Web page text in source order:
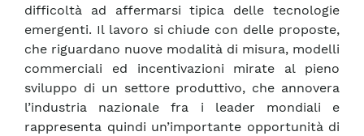
difficoltà ad affermarsi tipica delle tecnologie
emergenti. Il lavoro si chiude con delle proposte,
che riguardano nuove modalità di misura, modelli
commerciali ed incentivazioni mirate al pieno
sviluppo di un settore produttivo, che annovera
l’industria nazionale fra i leader mondiali e
rappresenta quindi un’importante opportunità di